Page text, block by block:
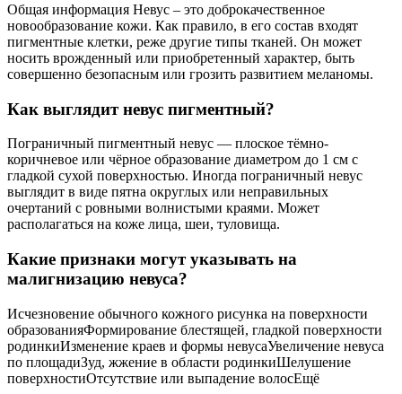
Общая информация Невус – это доброкачественное
новообразование кожи. Как правило, в его состав входят
пигментные клетки, реже другие типы тканей. Он может
носить врожденный или приобретенный характер, быть
совершенно безопасным или грозить развитием меланомы.
Как выглядит невус пигментный?
Пограничный пигментный невус — плоское тёмно-
коричневое или чёрное образование диаметром до 1 см с
гладкой сухой поверхностью. Иногда пограничный невус
выглядит в виде пятна округлых или неправильных
очертаний с ровными волнистыми краями. Может
располагаться на коже лица, шеи, туловища.
Какие признаки могут указывать на
малигнизацию невуса?
Исчезновение обычного кожного рисунка на поверхности
образованияФормирование блестящей, гладкой поверхности
родинкиИзменение краев и формы невусаУвеличение невуса
по площадиЗуд, жжение в области родинкиШелушение
поверхностиОтсутствие или выпадение волосЕщё